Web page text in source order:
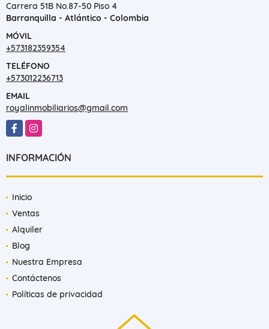
Carrera 51B No.87-50 Piso 4
Barranquilla - Atlántico - Colombia
MÓVIL
+573182359354
TELÉFONO
+573012236713
EMAIL
royalinmobiliarios@gmail.com
FacebookInstagram
INFORMACIÓN
Inicio
Ventas
Alquiler
Blog
Nuestra Empresa
Contáctenos
Políticas de privacidad